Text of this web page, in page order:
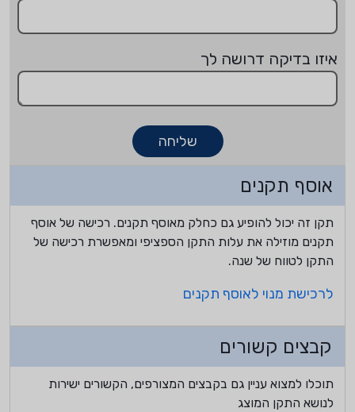
איזו בדיקה דרושה לך
שליחה
אוסף תקנים
תקן זה יכול להופיע גם כחלק מאוסף תקנים. רכישה של אוסף
תקנים מוזילה את עלות התקן הספציפי ומאפשרת רכישה של
התקן לטווח של שנה.
לרכישת מנוי לאוסף תקנים
קבצים קשורים
תוכלו למצוא עניין גם בקבצים המצורפים, הקשורים ישירות
לנושא התקן המוצג